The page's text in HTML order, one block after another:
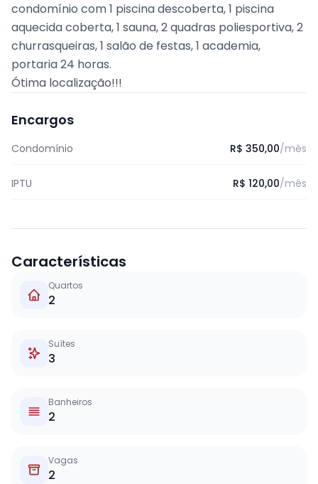
condomínio com 1 piscina descoberta, 1 piscina
aquecida coberta, 1 sauna, 2 quadras poliesportiva, 2
churrasqueiras, 1 salão de festas, 1 academia,
portaria 24 horas.
Ótima localização!!!
Encargos
Condomínio R$ 350,00/mês
IPTU R$ 120,00/mês
Características
Quartos
2
Suítes
3
Banheiros
2
Vagas
2